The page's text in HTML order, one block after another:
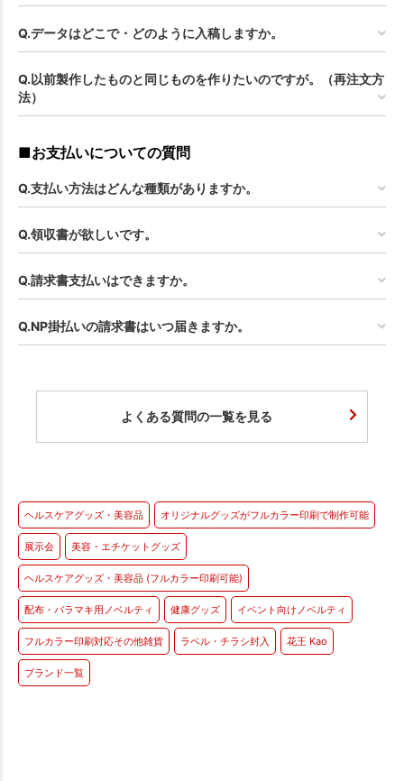
Q.データはどこで・どのように入稿しますか。
Q.以前製作したものと同じものを作りたいのですが。（再注文方
法）
■お支払いについての質問
Q.支払い方法はどんな種類がありますか。
Q.領収書が欲しいです。
Q.請求書支払いはできますか。
Q.NP掛払いの請求書はいつ届きますか。
よくある質問の一覧を見る
ヘルスケアグッズ・美容品 オリジナルグッズがフルカラー印刷で制作可能
展示会 美容・エチケットグッズ
ヘルスケアグッズ・美容品 (フルカラー印刷可能)
配布・バラマキ用ノベルティ 健康グッズ イベント向けノベルティ
フルカラー印刷対応その他雑貨 ラベル・チラシ封入 花王 Kao
ブランド一覧